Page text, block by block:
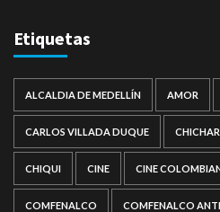
Etiquetas
ALCALDIA DE MEDELLÍN AMOR
CARLOS VILLADA DUQUE
CHIQUI CINE CINE
COMFENALCO COMFENALCO